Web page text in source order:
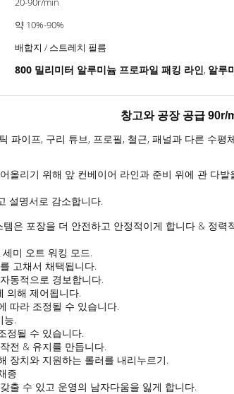
약 10%-90%
배합지 / 스트레치 필름
800 밀리미터 알루미늄 프로파일 패킹 라인, 알루
창고와 공장 공급 90r/
파이프, 구리 튜브, 프로필, 철근, 패널과 다른 수
올리기 위해 앞 컨베이어 라인과 준비 위에 관 다
설명서로 감소합니다.
은 포장을 더 안전하고 안정적이게 합니다 & 정력
미 오트 워킹 모드.
고채서 채택됩니다.
동적으로 경보합니다.
의해 제어됩니다.
따라 조정될 수 있습니다.
능.
정될 수 있습니다.
전 & 유지를 만듭니다.
장치와 지원하는 롤러를 내리누르기.
종
출 수 있고 운영의 남자다움을 잃게 합니다.